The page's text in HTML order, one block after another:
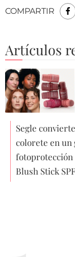
COMPARTIR
Artículos
Segle
colorete en un
fotoprotección
Blush Stick